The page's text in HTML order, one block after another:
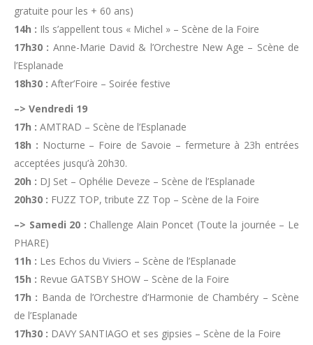
gratuite pour les + 60 ans)
14h : Ils s’appellent tous « Michel » – Scène de la Foire
17h30 : Anne-Marie David & l’Orchestre New Age – Scène de
l’Esplanade
18h30 : After’Foire – Soirée festive
–> Vendredi 19
17h : AMTRAD – Scène de l’Esplanade
18h : Nocturne – Foire de Savoie – fermeture à 23h entrées
acceptées jusqu’à 20h30.
20h : DJ Set – Ophélie Deveze – Scène de l’Esplanade
20h30 : FUZZ TOP, tribute ZZ Top – Scène de la Foire
–> Samedi 20 : Challenge Alain Poncet (Toute la journée – Le
PHARE)
11h : Les Echos du Viviers – Scène de l’Esplanade
15h : Revue GATSBY SHOW – Scène de la Foire
17h : Banda de l’Orchestre d’Harmonie de Chambéry – Scène
de l’Esplanade
17h30 : DAVY SANTIAGO et ses gipsies – Scène de la Foire